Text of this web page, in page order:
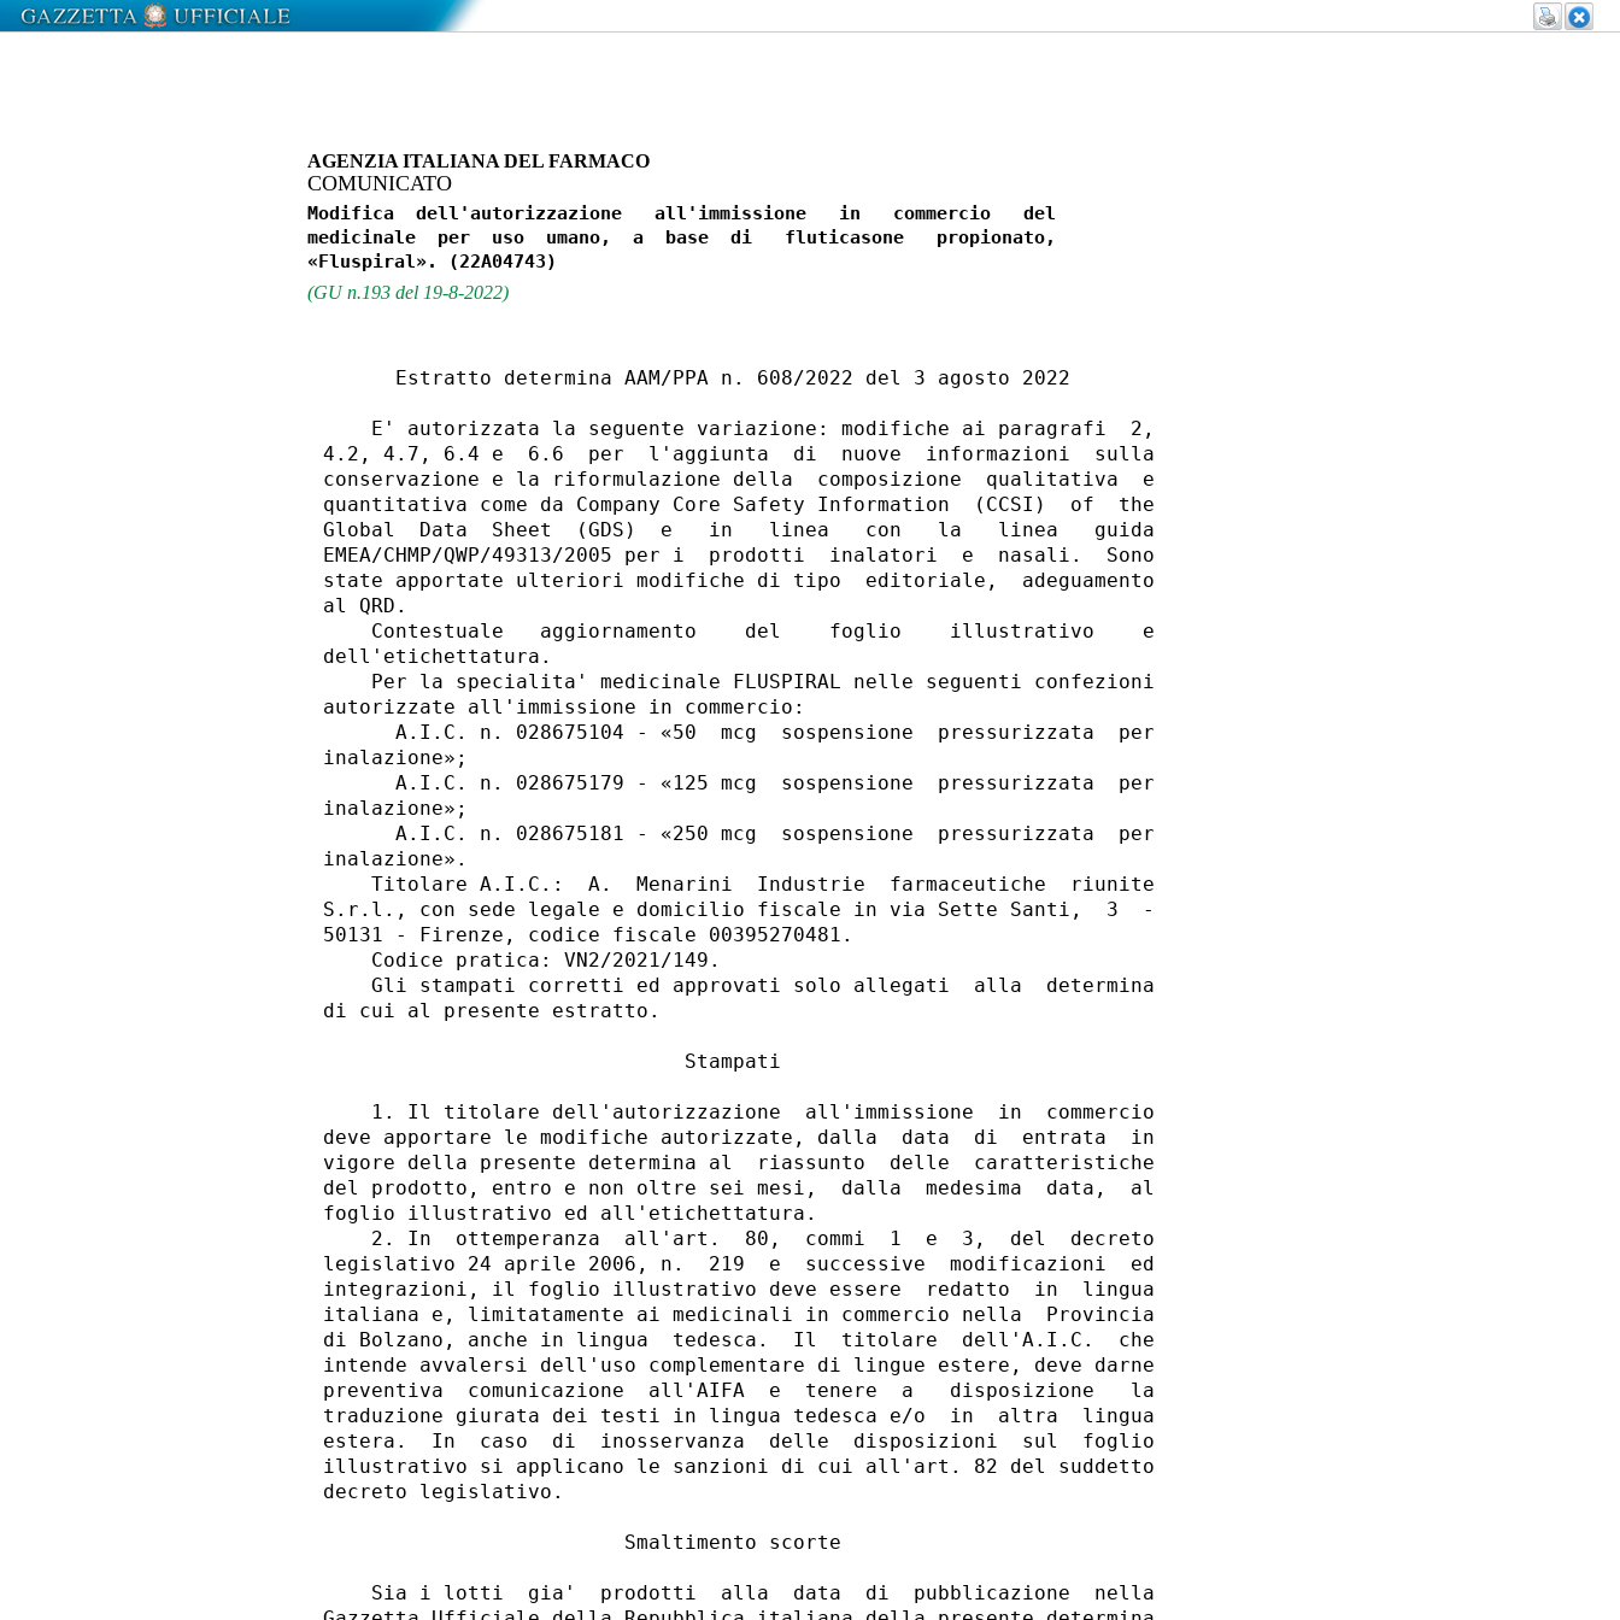
AGENZIA ITALIANA DEL FARMACO
COMUNICATO
Modifica  dell'autorizzazione   all'immissione   in   commercio   del
medicinale  per  uso  umano,  a  base  di   fluticasone   propionato,
(GU n.193 del 19-8-2022)
      Estratto determina AAM/PPA n. 608/2022 del 3 agosto 2022
    E' autorizzata la seguente variazione: modifiche ai paragrafi  2,
4.2, 4.7, 6.4 e  6.6  per  l'aggiunta  di  nuove  informazioni  sulla
conservazione e la riformulazione della  composizione  qualitativa  e
quantitativa come da Company Core Safety Information  (CCSI)  of  the
Global  Data  Sheet  (GDS)  e   in   linea   con   la   linea   guida
EMEA/CHMP/QWP/49313/2005 per i  prodotti  inalatori  e  nasali.  Sono
state apportate ulteriori modifiche di tipo  editoriale,  adeguamento
al QRD.
    Contestuale   aggiornamento    del    foglio    illustrativo    e
dell'etichettatura.
    Per la specialita' medicinale FLUSPIRAL nelle seguenti confezioni
autorizzate all'immissione in commercio:
      A.I.C. n. 028675104 - «50  mcg  sospensione  pressurizzata  per
inalazione»;
      A.I.C. n. 028675179 - «125 mcg  sospensione  pressurizzata  per
inalazione»;
      A.I.C. n. 028675181 - «250 mcg  sospensione  pressurizzata  per
inalazione».
    Titolare A.I.C.:  A.  Menarini  Industrie  farmaceutiche  riunite
S.r.l., con sede legale e domicilio fiscale in via Sette Santi,  3  -
50131 - Firenze, codice fiscale 00395270481.
    Codice pratica: VN2/2021/149.
    Gli stampati corretti ed approvati solo allegati  alla  determina
di cui al presente estratto.
                              Stampati
    1. Il titolare dell'autorizzazione  all'immissione  in  commercio
deve apportare le modifiche autorizzate, dalla  data  di  entrata  in
vigore della presente determina al  riassunto  delle  caratteristiche
del prodotto, entro e non oltre sei mesi,  dalla  medesima  data,  al
foglio illustrativo ed all'etichettatura.
    2. In  ottemperanza  all'art.  80,  commi  1  e  3,  del  decreto
legislativo 24 aprile 2006, n.  219  e  successive  modificazioni  ed
integrazioni, il foglio illustrativo deve essere  redatto  in  lingua
italiana e, limitatamente ai medicinali in commercio nella  Provincia
di Bolzano, anche in lingua  tedesca.  Il  titolare  dell'A.I.C.  che
intende avvalersi dell'uso complementare di lingue estere, deve darne
preventiva  comunicazione  all'AIFA  e  tenere  a   disposizione   la
traduzione giurata dei testi in lingua tedesca e/o  in  altra  lingua
estera.  In  caso  di  inosservanza  delle  disposizioni  sul  foglio
illustrativo si applicano le sanzioni di cui all'art. 82 del suddetto
decreto legislativo.
                         Smaltimento scorte
    Sia i lotti  gia'  prodotti  alla  data  di  pubblicazione  nella